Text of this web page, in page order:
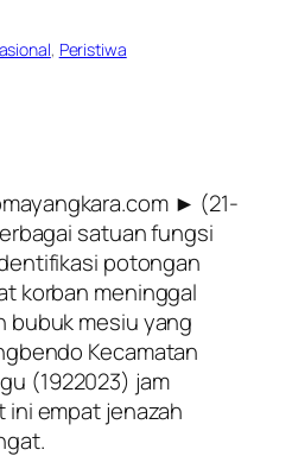
, Peristiwa
► (21-
satuan fungsi
potongan
korban meninggal
bubuk mesiu yang
Kecamatan
(1922023) jam
ini empat jenazah